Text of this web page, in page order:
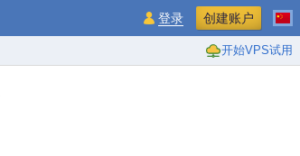
开始VPS试用
登录 创建账户